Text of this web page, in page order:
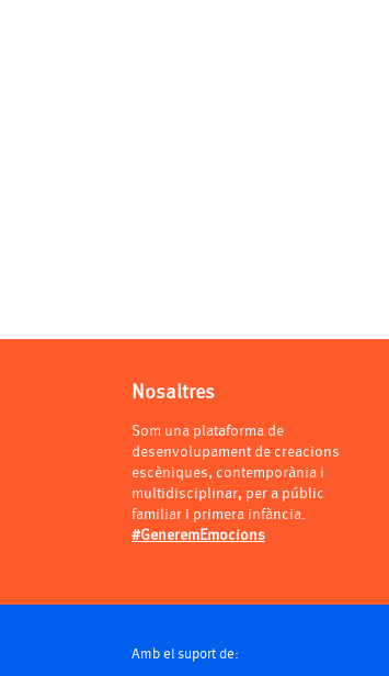
Nosaltres
Som una plataforma de
desenvolupament de creacions
escèniques, contemporània i
multidisciplinar, per a públic
familiar i primera infància.
#GeneremEmocions
Amb el suport de: